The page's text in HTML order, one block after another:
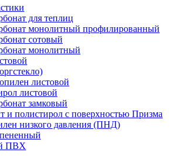
для теплиц
монолитный профилированный
сотовый
монолитный
листовой
листовой
замковый
и полистирол с поверхностью Призма
низкого давления (ПНД)
ПВХ